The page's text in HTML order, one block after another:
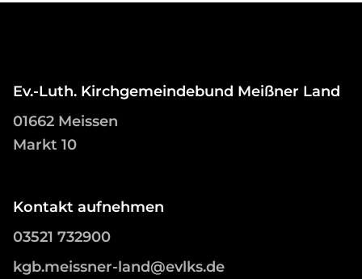
Ev.-Luth. Kirchgemeindebund Meißner Land
01662 Meissen
Markt 10
Kontakt aufnehmen
03521 732900
kgb.meissner-land@evlks.de